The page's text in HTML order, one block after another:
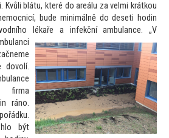
blátu, které do areálu za velmi krátkou
bude minimálně do deseti hodin
lékaře a infekční ambulance. „V
dovolí.
firma
ráno.
být